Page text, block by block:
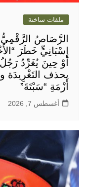
ملفات ساخنة
الرَّصَاصُ
إِسْبَانِيٍّ خَطَرَ
أَوْ حِينَ يُغَرِّدُ
يحذف التَغْرِيدَة
أَزْمَةِ “سَبْتَةَ”
أغسطس 7, 2026